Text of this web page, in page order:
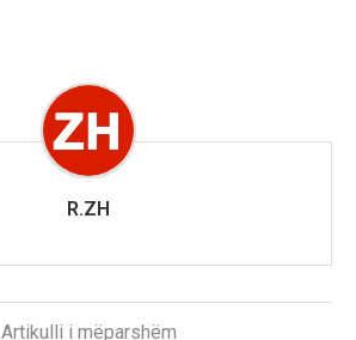
R.ZH
Artikulli i mëparshëm